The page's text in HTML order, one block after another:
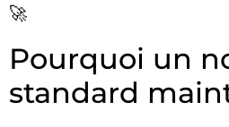
🚀
Pourquoi un
standard